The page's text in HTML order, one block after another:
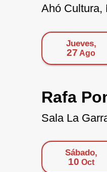
Ahó Cultura,
Jueves,
27 Ago
Rafa
Sala La
Sábado,
10 Oct